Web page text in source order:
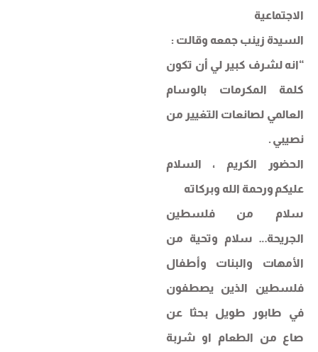
الاجتماعية
السيدة زينب جمعه وقالت :
“انه لشرف كبير لي أن تكون
كلمة المكرمات بالوسام
العالمي لصانعات التغيير من
نصيبي .
الحضور الكريم ، السلام
عليكم ورحمة الله وبركاته
سلام من فلسطين
الجريحة… سلام وتحية من
الأمهات والبنات وأطفال
فلسطين الذين يصطفون
في طابور طويل بحثا عن
صاع من الطعام او شربة